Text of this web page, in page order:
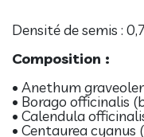
Densité de semis :
Composition :
• Anethum
• Borago officinalis
• Calendula
• Centaurea cyanus